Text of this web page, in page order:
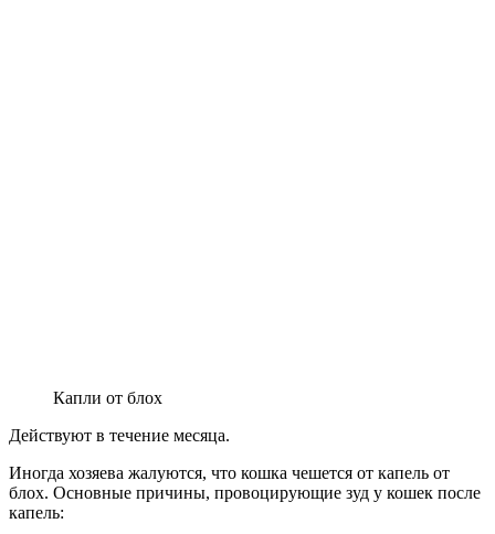
Капли от блох
Действуют в течение месяца.
Иногда хозяева жалуются, что кошка чешется от капель от
блох. Основные причины, провоцирующие зуд у кошек после
капель: